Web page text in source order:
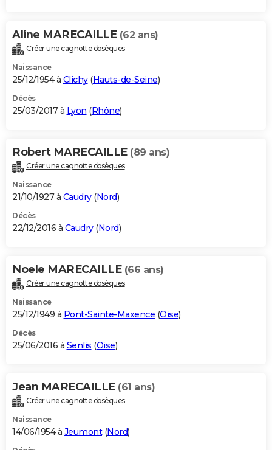
Aline MARECAILLE (62 ans)
Créer une cagnotte obsèques
Naissance
25/12/1954 à Clichy(Hauts-de-Seine)
Décès
25/03/2017 à Lyon (Rhône)
Robert MARECAILLE (89 ans)
Créer une cagnotte obsèques
Naissance
21/10/1927 à Caudry(Nord)
Décès
22/12/2016 à Caudry(Nord)
Noele MARECAILLE (66 ans)
Créer une cagnotte obsèques
Naissance
25/12/1949 à Pont-Sainte-Maxence (Oise)
Décès
25/06/2016 à Senlis (Oise)
Jean MARECAILLE (61 ans)
Créer une cagnotte obsèques
Naissance
14/06/1954 à Jeumont(Nord)